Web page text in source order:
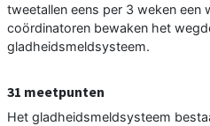
tweetallen eens per 3 weken een
coördinatoren bewaken het
gladheidsmeldsysteem.
31 meetpunten
Het gladheidsmeldsysteem